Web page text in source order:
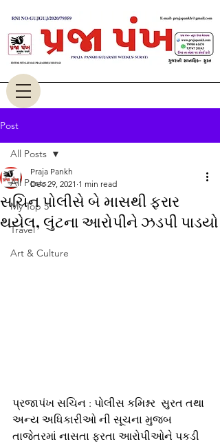
Post
All Posts
My Top 5
Travel
Art & Culture
All Posts
સચિન પોલીસે બે માસથી ફરાર
થયેલ, લુંટના આરોપીને ઝડપી પાડયો
Praja Pankh
Dec 29, 2021 1 min read
પ્રજાપંખ સચિન : પોલીસ કમિશ્નર  સુરત તથા
અન્ય અધિકારીઓ ની સૂચના મુજબ
તાજેતરમાં નાસતા ફરતા આરોપીઓને પકડી